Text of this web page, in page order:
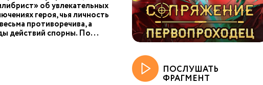
об увлекательных
героя, чья личность
противоречива, а
действий спорны. По...
ПОСЛУШАТЬ
ФРАГМЕНТ